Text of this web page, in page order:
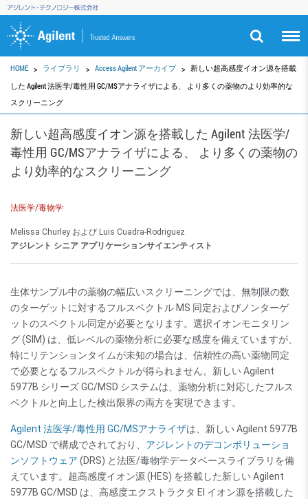
HOME ライブラリ Access Agilent アーカイブ
新しい超高感度イオン源を搭載
した Agilent 法医学/毒性用 GC/MSアナライザによる、 より多くの薬物のより効率的な
スクリーニング
新しい超高感度イオン源を搭載した Agilent 法医学/
毒性用 GC/MSアナライザによる、 より多くの薬物の
より効率的なスクリーニング
法医学/毒物学
Melissa Churley および Luis Cuadra-Rodriguez
アジレント シニア アプリケーションサイエンティスト
生体サンプル中の薬物の幅広いスクリーニングでは、無制限の数
のターゲットに対するフルスペクトル MS 同定およびノンターゲ
ットのスペクトル同定が必要となります。選択イオンモニタリン
グ (SIM) は、低レベルの薬物分析に必要な感度を備えていますが、
特にリテンションタイムが未知の場合は、信頼性の高い薬物同定
で必要となるフルスペクトルが得られません。新しい Agilent
5977B シリーズ GC/MSD システムは、薬物分析に対応したフルス
ペクトルと向上した検出限界の両方を実現できます。
Agilent 法医学/毒性用 GC/MSアナライザは、新しい Agilent 5977B
GC/MSD で構成でされており、 アジレントのデコンボリューショ
ンソフトウェア (DRS) と法医/毒物学データベースライブラリを備
えています。超高感度イオン源 (HES) を搭載した新しい Agilent
5977B GC/MSD は、高感度エクストラクタ EI イオン源を搭載した